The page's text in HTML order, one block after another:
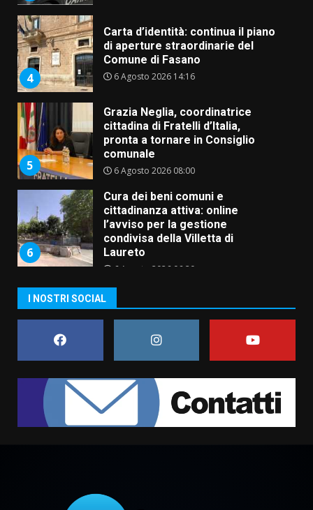
4
Carta d’identità: continua il piano
di aperture straordinarie del
Comune di Fasano
6 Agosto 2026 14:16
5
Grazia Neglia, coordinatrice
cittadina di Fratelli d’Italia,
pronta a tornare in Consiglio
comunale
6 Agosto 2026 08:00
6
Cura dei beni comuni e
cittadinanza attiva: online
l’avviso per la gestione
condivisa della Villetta di
Laureto
6 Agosto 2026 06:20
assoluta de “L’Albergo
Belvedere. Il rapimento”
6 Agosto 2026 06:15
1
Rivoluzione”: nuovo
appuntamento con “Fasano in
Banda”
campionato di calcio”
I NOSTRI SOCIAL